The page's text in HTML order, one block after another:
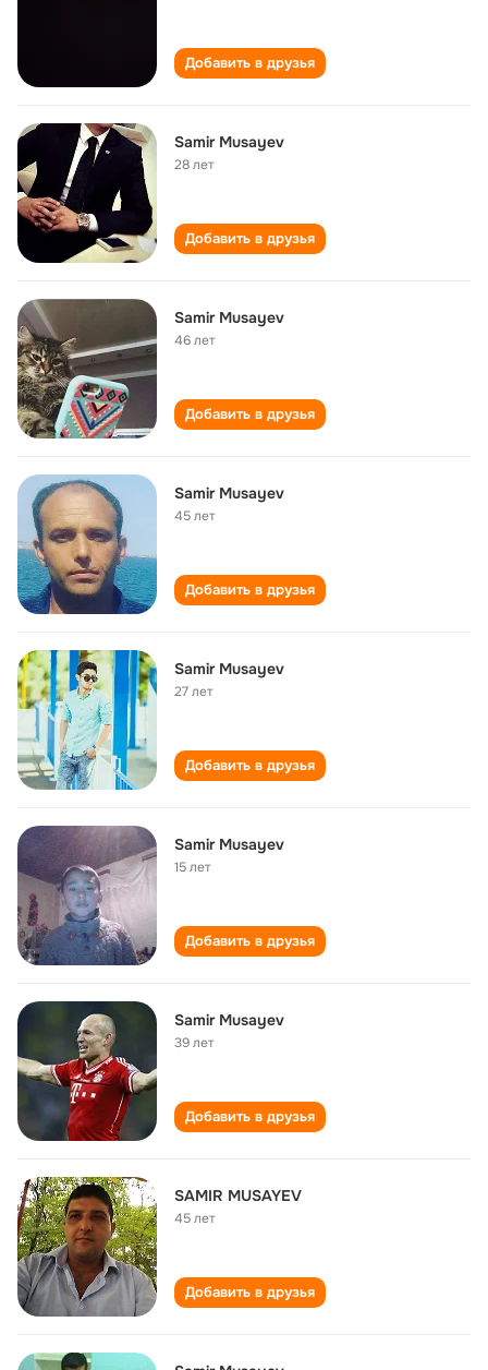
Добавить в друзья
Samir Musayev
28 лет
Добавить в друзья
Samir Musayev
46 лет
Добавить в друзья
Samir Musayev
45 лет
Добавить в друзья
Samir Musayev
27 лет
Добавить в друзья
Samir Musayev
15 лет
Добавить в друзья
Samir Musayev
39 лет
Добавить в друзья
SAMIR MUSAYEV
45 лет
Добавить в друзья